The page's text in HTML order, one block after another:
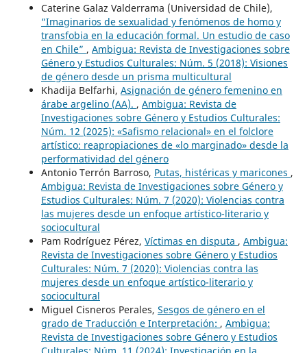
Caterine Galaz Valderrama (Universidad de Chile),
“Imaginarios de sexualidad y fenómenos de homo y
transfobia en la educación formal. Un estudio de caso
en Chile” , Ambigua: Revista de Investigaciones sobre
Género y Estudios Culturales: Núm. 5 (2018): Visiones
de género desde un prisma multicultural
Khadija Belfarhi, Asignación de género femenino en
árabe argelino (AA). , Ambigua: Revista de
Investigaciones sobre Género y Estudios Culturales:
Núm. 12 (2025): «Safismo relacional» en el folclore
artístico: reapropiaciones de «lo marginado» desde la
performatividad del género
Antonio Terrón Barroso, Putas, histéricas y maricones ,
Ambigua: Revista de Investigaciones sobre Género y
Estudios Culturales: Núm. 7 (2020): Violencias contra
las mujeres desde un enfoque artístico-literario y
sociocultural
Pam Rodríguez Pérez, Víctimas en disputa , Ambigua:
Revista de Investigaciones sobre Género y Estudios
Culturales: Núm. 7 (2020): Violencias contra las
mujeres desde un enfoque artístico-literario y
sociocultural
Miguel Cisneros Perales, Sesgos de género en el
grado de Traducción e Interpretación: , Ambigua:
Revista de Investigaciones sobre Género y Estudios
Culturales: Núm. 11 (2024): Investigación en la